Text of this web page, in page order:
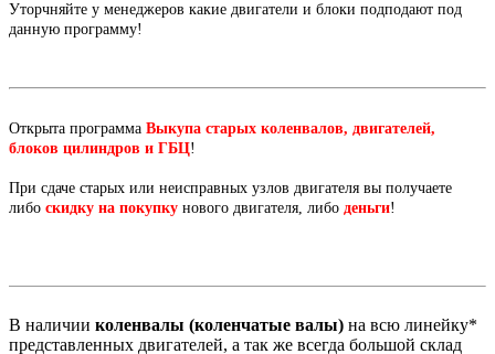
Уторчняйте у менеджеров какие двигатели и блоки подподают под
данную программу!
Открыта программа Выкупа старых коленвалов, двигателей,
блоков цилиндров и ГБЦ!
При сдаче старых или неисправных узлов двигателя вы получаете
либо скидку на покупку нового двигателя, либо деньги!
В наличии коленвалы (коленчатые валы) на всю линейку*
представленных двигателей, а так же всегда большой склад